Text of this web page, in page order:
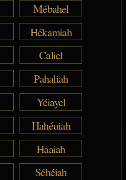
Mébahel
Hékamiah
Caliel
Pahaliah
Yéiayel
Hahéuiah
Haaiah
Séhéiah